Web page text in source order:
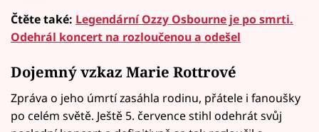
Čtěte také: Legendární Ozzy Osbourne je po smrti.
Odehrál koncert na rozloučenou a odešel
Dojemný vzkaz Marie Rottrové
Zpráva o jeho úmrtí zasáhla rodinu, přátele i fanoušky
po celém světě. Ještě 5. července stihl odehrát svůj